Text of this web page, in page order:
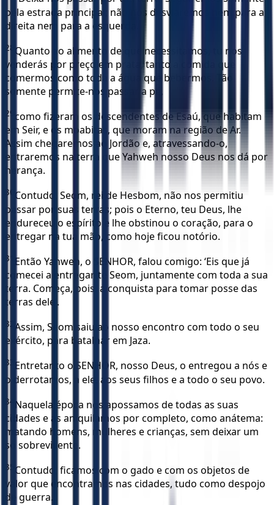
pela estrada principal; não nos desviaremos nem para a
direita nem para a esquerda.
28 Quanto ao alimento de que necessitamos, tu nos
venderás por preço em prata, tanto a comida que
comermos como toda a água que bebermos. Tão
somente permite-nos passar a pé,
29 como fizeram os descendentes de Esaú, que habitam
em Seir, e os moabitas, que moram na região de Ar.
Assim chegaremos ao Jordão e, atravessando-o,
entraremos na terra que Yahweh nosso Deus nos dá por
herança.
30 Contudo, Seom, rei de Hesbom, não nos permitiu
passar por suas terras; pois o Eterno, teu Deus, lhe
endureceu o espírito e lhe obstinou o coração, para o
entregar na tua mão, como hoje ficou notório.
31
Então Yahweh, o SENHOR, falou comigo: ‘Eis que já
comecei a entregar-te Seom, juntamente com toda a sua
terra. Começa, pois, a conquista para tomar posse das
terras dele’.
32 Assim, Seom saiu ao nosso encontro com todo o seu
exército, para batalhar em Jaza.
33 Entretanto o SENHOR, nosso Deus, o entregou a nós e
o derrotamos, a ele, aos seus filhos e a todo o seu povo.
34 Naquela época nos apossamos de todas as suas
cidades e as aniquilamos por completo, como anátema:
matando homens, mulheres e crianças, sem deixar um
só sobrevivente.
35 Contudo, ficamos com o gado e com os objetos de
valor que encontramos nas cidades, tudo como despojo
de guerra.